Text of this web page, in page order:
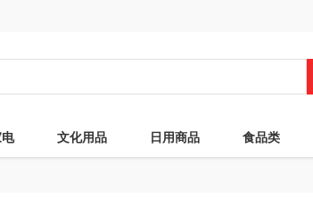
文化用品 日用商品 食品类